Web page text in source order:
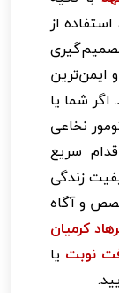
از
ایمن‌ترین
شما یا
نخاعی
سریع
زندگی
و آگاه
کرمیان
نوبت یا